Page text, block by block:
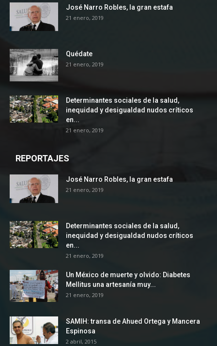
José Narro Robles, la gran estafa
21 enero, 2019
Quédate
21 enero, 2019
Determinantes sociales de la salud,
inequidad y desigualdad nudos críticos
en...
21 enero, 2019
REPORTAJES
José Narro Robles, la gran estafa
21 enero, 2019
Determinantes sociales de la salud,
inequidad y desigualdad nudos críticos
en...
21 enero, 2019
Un México de muerte y olvido: Diabetes
Mellitus una artesanía muy...
21 enero, 2019
SAMIH: transa de Ahued Ortega y Mancera
Espinosa
2 abril, 2015